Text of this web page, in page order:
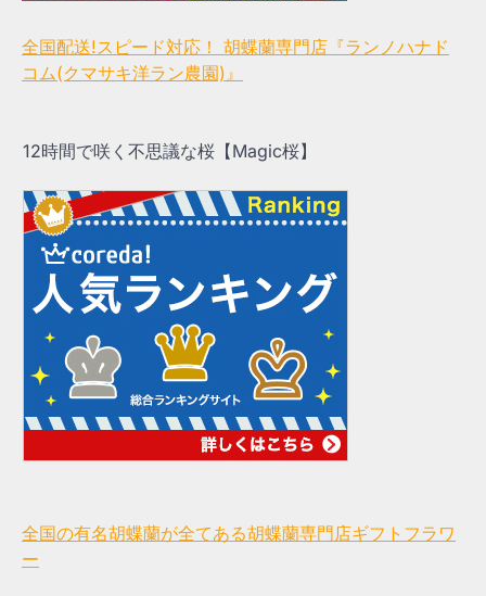
全国配送!スピード対応！ 胡蝶蘭専門店『ランノハナド
コム(クマサキ洋ラン農園)』
12時間で咲く不思議な桜【Magic桜】
全国の有名胡蝶蘭が全てある胡蝶蘭専門店ギフトフラワ
ー